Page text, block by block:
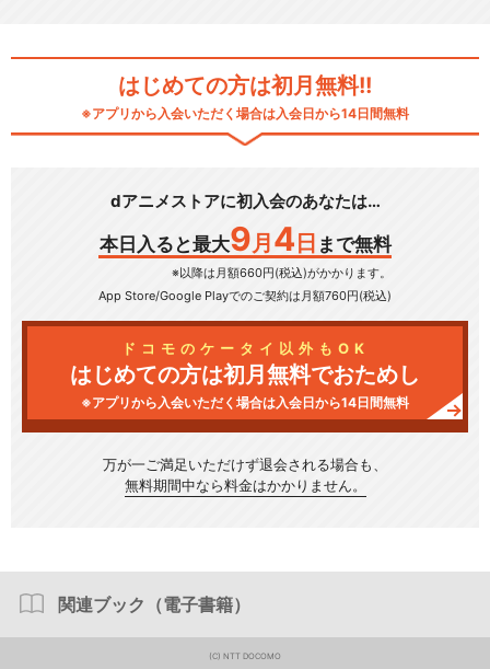
はじめての方は初月無料!!
※アプリから入会いただく場合は入会日から14日間無料
dアニメストアに初入会のあなたは…
本日入ると最大9 月 4 日 まで無料
※以降は月額660円(税込)がかかります。
App Store/Google Playでのご契約は月額760円(税込)
ドコモのケータイ以外もOK
はじめての方は初月無料でおためし
※アプリから入会いただく場合は入会日から14日間無料
万が一ご満足いただけず退会される場合も、
無料期間中なら料金はかかりません。
関連ブック（電子書籍）
(C) NTT DOCOMO